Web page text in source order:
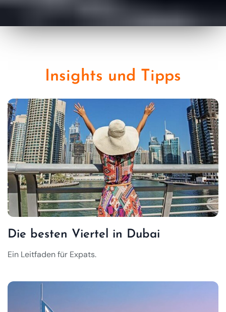
Insights und Tipps
Die besten Viertel in Dubai
Ein Leitfaden für Expats.